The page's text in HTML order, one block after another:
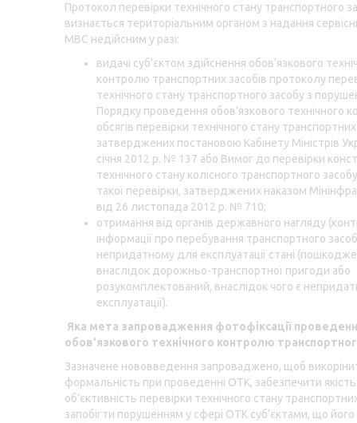
Протокол перевірки технічного стану транспортного
визнається територіальним органом з надання
МВС недійсним у разі:
видачі суб’єктом здійснення обов’язкового
контролю транспортних засобів протоколу
технічного стану транспортного засобу з
Порядку проведення обов’язкового технічного
обсягів перевірки технічного стану транспортних
затверджених постановою Кабінету Міністрів
січня 2012 р. № 137 або Вимог до перевірки
технічного стану колісного транспортного
такої перевірки, затверджених наказом
від 26 листопада 2012 р. № 710;
отримання від органів державного нагляду
інформації про перебування транспортного
непридатному для експлуатації стані
внаслідок дорожньо-транспортної пригоди або
розукомплектований, внаслідок чого є
експлуатації).
Яка мета запровадження фотофіксації
обов’язкового технічного контролю
Зазначене нововведення запроваджено, щоб
формальність при проведенні ОТК, забезпечити якість
об’єктивність перевірки технічного стану
запобігти порушенням у сфері ОТК суб’єктами, що його